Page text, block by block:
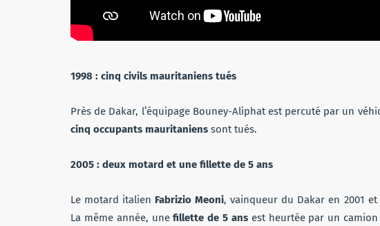
1998 : cinq civils mauritaniens tués
Près de Dakar, l’équipage Bouney-Aliphat est percuté par un
cinq occupants mauritaniens sont tués.
2005 : deux motard et une fillette de 5 ans
Le motard italien Fabrizio Meoni, vainqueur du Dakar en 2001
La même année, unefillette de 5 ansest heurtée par un camion